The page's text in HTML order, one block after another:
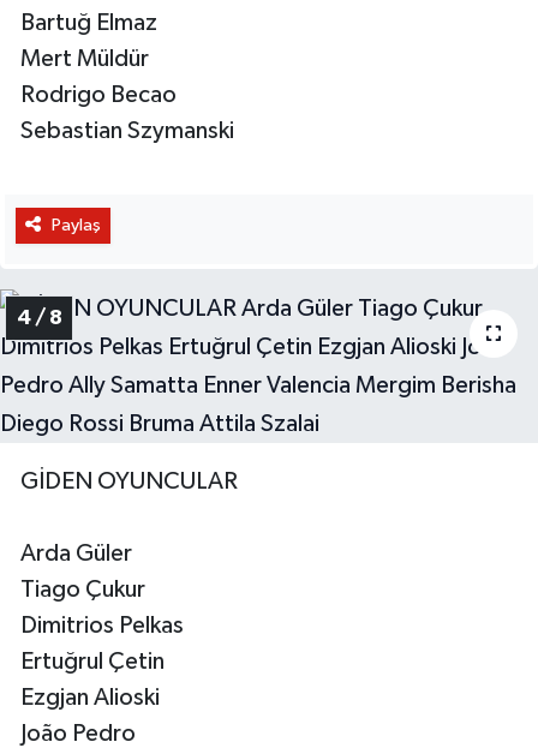
Bartuğ Elmaz
Mert Müldür
Rodrigo Becao
Sebastian Szymanski
Paylaş
4 / 8
GİDEN OYUNCULAR
Arda Güler
Tiago Çukur
Dimitrios Pelkas
Ertuğrul Çetin
Ezgjan Alioski
João Pedro